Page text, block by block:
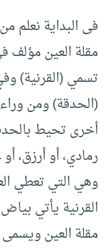
فى البداية نعلم
مقلة العين مؤلف
تسمي (القرنیة)
(الحدقة) ومن
أخرى تحيط
رمادي، أو أرزق،
وهي التي تعطي
القرنية يأتي
مقلة العين